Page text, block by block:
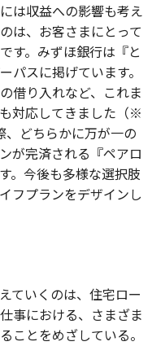
は収益への影響も考え
は、お客さまにとって
す。みずほ銀行は『と
パスに掲げています。
借り入れなど、これま
対応してきました（※
、どちらかに万が一の
が完済される『ペアロ
。今後も多様な選択肢
フプランをデザインし
ていくのは、住宅ロー
事における、さまざま
ことをめざしている。